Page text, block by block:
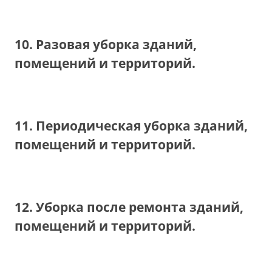
10. Разовая уборка зданий,
помещений и территорий.
11. Периодическая уборка зданий,
помещений и территорий.
12. Уборка после ремонта зданий,
помещений и территорий.